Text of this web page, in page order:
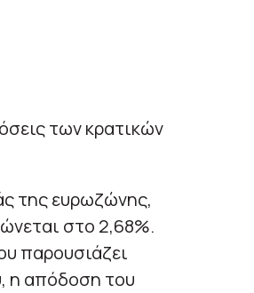
των κρατικών
της ευρωζώνης,
στο 2,68%.
παρουσιάζει
η απόδοση του